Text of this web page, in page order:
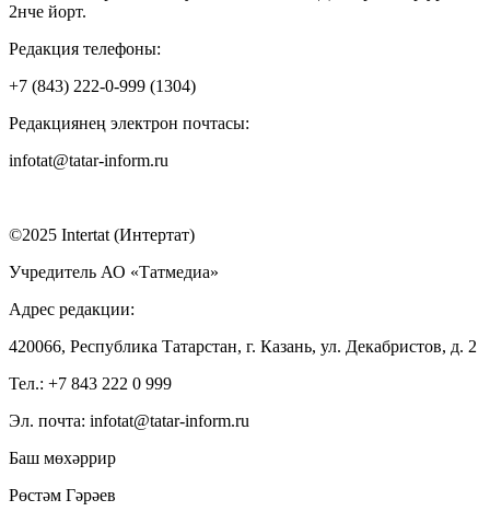
2нче йорт.
Редакция телефоны:
+7 (843) 222-0-999 (1304)
Редакциянең электрон почтасы:
infotat@tatar-inform.ru
©2025 Intertat (Интертат)
Учредитель АО «Татмедиа»
Адрес редакции:
420066, Республика Татарстан, г. Казань, ул. Декабристов, д. 2
Тел.: +7 843 222 0 999
Эл. почта: infotat@tatar-inform.ru
Баш мөхәррир
Рөстәм Гәрәев